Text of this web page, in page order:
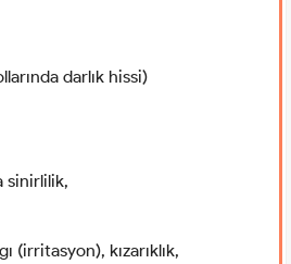
darlık hissi)
sinirlilik,
(irritasyon), kızarıklık,